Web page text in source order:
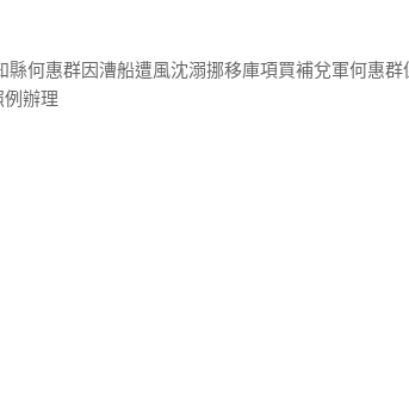
何惠群因漕船遭風沈溺挪移庫項買補兌軍何惠群
辦理